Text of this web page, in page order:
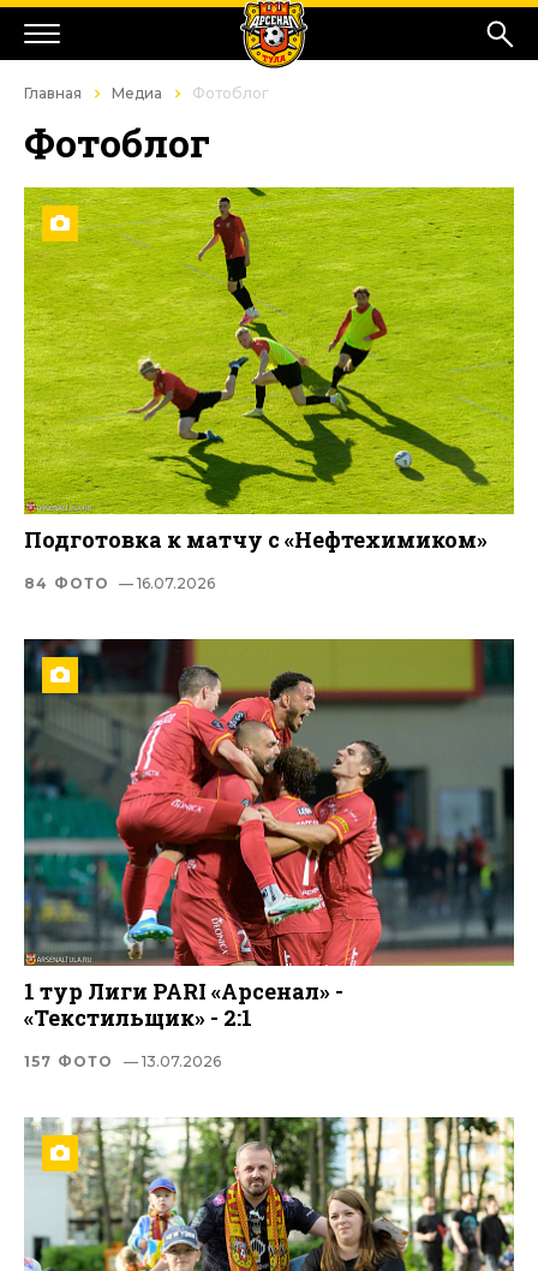
Главная Медиа Фотоблог
Фотоблог
Подготовка к матчу с «Нефтехимиком»
84 ФОТО — 16.07.2026
1 тур Лиги PARI «Арсенал» -
«Текстильщик» - 2:1
157 ФОТО — 13.07.2026